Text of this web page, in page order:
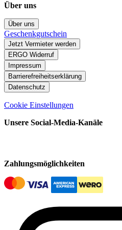
Über uns
Über uns
Geschenkgutschein
Jetzt Vermieter werden
ERGO Widerruf
Impressum
Barrierefreiheitserklärung
Datenschutz
Cookie Einstellungen
Unsere Social-Media-Kanäle
Zahlungsmöglichkeiten